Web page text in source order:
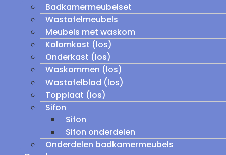
Badkamermeubelset
Wastafelmeubels
Meubels met waskom
Kolomkast (los)
Onderkast (los)
Waskommen (los)
Wastafelblad (los)
Topplaat (los)
Sifon
Sifon
Sifon onderdelen
Onderdelen badkamermeubels